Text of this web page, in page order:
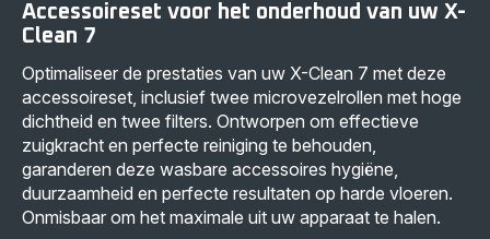
Accessoireset voor het onderhoud van uw X-
Clean 7
Optimaliseer de prestaties van uw X-Clean 7 met deze
accessoireset, inclusief twee microvezelrollen met hoge
dichtheid en twee filters. Ontworpen om effectieve
zuigkracht en perfecte reiniging te behouden,
garanderen deze wasbare accessoires hygiëne,
duurzaamheid en perfecte resultaten op harde vloeren.
Onmisbaar om het maximale uit uw apparaat te halen.